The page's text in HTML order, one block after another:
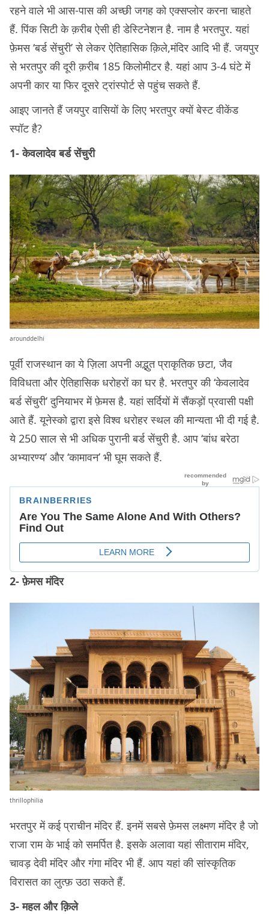
रहने वाले भी आस-पास की अच्छी जगह को एक्सप्लोर करना चाहते
हैं. पिंक सिटी के क़रीब ऐसी ही डेस्टिनेशन है. नाम है भरतपुर. यहां
फ़ेमस ‘बर्ड सेंचुरी’ से लेकर ऐतिहासिक क़िले,मंदिर आदि भी हैं. जयपुर
से भरतपुर की दूरी क़रीब 185 किलोमीटर है. यहां आप 3-4 घंटे में
अपनी कार या फिर दूसरे ट्रांस्पोर्ट से पहुंच सकते हैं.
आइए जानते हैं जयपुर वासियों के लिए भरतपुर क्यों बेस्ट वीकेंड
स्पॉट है?
1- केवलादेव बर्ड सेंचुरी
arounddelhi
पूर्वी राजस्थान का ये ज़िला अपनी अद्भुत प्राकृतिक छटा, जैव
विविधता और ऐतिहासिक धरोहरों का घर है. भरतपुर की ‘केवलादेव
बर्ड सेंचुरी’ दुनियाभर में फ़ेमस है. यहां सर्दियों में सैंकड़ों प्रवासी पक्षी
आते हैं. यूनेस्को द्वारा इसे विश्व धरोहर स्थल की मान्यता भी दी गई है.
ये 250 साल से भी अधिक पुरानी बर्ड सेंचुरी है. आप ‘बांध बरेठा
अभ्यारण्य’ और ‘कामावन’ भी घूम सकते हैं.
2- फ़ेमस मंदिर
thrillophilia
भरतपुर में कई प्राचीन मंदिर हैं. इनमें सबसे फ़ेमस लक्ष्मण मंदिर है जो
राजा राम के भाई को समर्पित है. इसके अलावा यहां सीताराम मंदिर,
चावड़ देवी मंदिर और गंगा मंदिर भी हैं. आप यहां की सांस्कृतिक
विरासत का लुत्फ़ उठा सकते हैं.
3- महल और क़िले